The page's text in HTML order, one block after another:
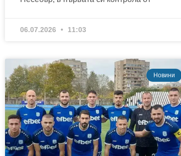
06.07.2026 11:03
Новини